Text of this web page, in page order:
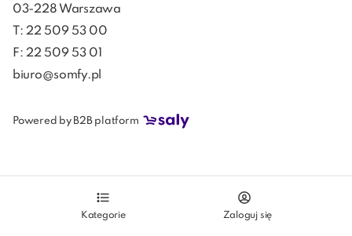
Kategorie Zaloguj się
03-228 Warszawa
T: 22 509 53 00
F: 22 509 53 01
biuro@somfy.pl
Powered by B2B platform